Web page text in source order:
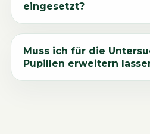
eingesetzt?
Muss ich für die
Pupillen erweitern